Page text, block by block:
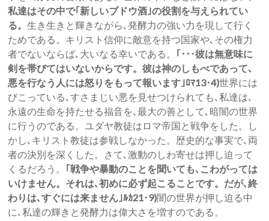
私達はその中で｢新しいブドウ酒｣の役割を与えられてい
る。生き生きと輝きながら､発酵力の強い力を現して行く
ためである。キリスト信仰に敵意を持つ国家や､その権力
者でないならば､大いなる幸いである。 ｢･･･彼は無意味に
剣を帯びてはいないからです。彼は神のしもべであって､
悪を行なう人には怒りをもって報います｣ﾛﾏ13･4)世界には
びこっている､すさまじい悪を見せつけられても､私達は､
永遠の生命を持たせる福音を､最大の善として､暗闇の世界
に行うのである。ユダヤ教徒はロマ帝国と戦争をした。し
かし､キリスト教徒は参戦しなかった。歴史的な事実で､両
者の決別を深くした。さて､激動のしわ寄せは押し迫って
くるだろう。 ｢戦争や暴動のことを聞いても､こわがっては
いけません。それは､初めに必ず起こることです。だが､終
わりは､すぐには来ません｣ﾙｶ21･9)闇の世界が押し迫る中
に､私達の輝きと発酵力は偉大さを増すのである。